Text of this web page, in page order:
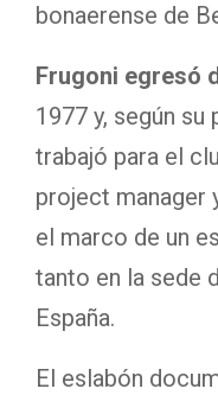
bonaerense de
Frugoni egresó
1977 y, según
trabajó para el
project manager
el marco de un
tanto en la sede
España.
El eslabón